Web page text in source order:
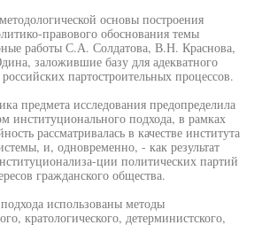
основы построения
правового обоснования темы
работы С.А. Солдатова, В.Н. Краснова,
заложившие базу для адекватного
партостроительных процессов.
предмета исследования предопределила
институционального подхода, в рамках
рассматривалась в качестве института
и, одновременно, - как результат
ции политических партий
гражданского общества.
использованы методы
кратологического, детерминистского,